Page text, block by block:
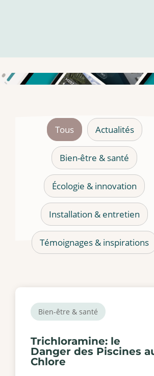
Tous Actualités
Bien-être & santé
Écologie & innovation
Installation & entretien
Témoignages & inspirations
Bien-être & santé
Trichloramine: le
Danger des Piscines
Chlore